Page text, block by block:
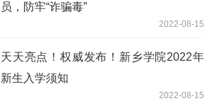
员，防牢“诈骗毒”
2022-08-15
天天亮点！权威发布！新乡学院2022年
新生入学须知
2022-08-15